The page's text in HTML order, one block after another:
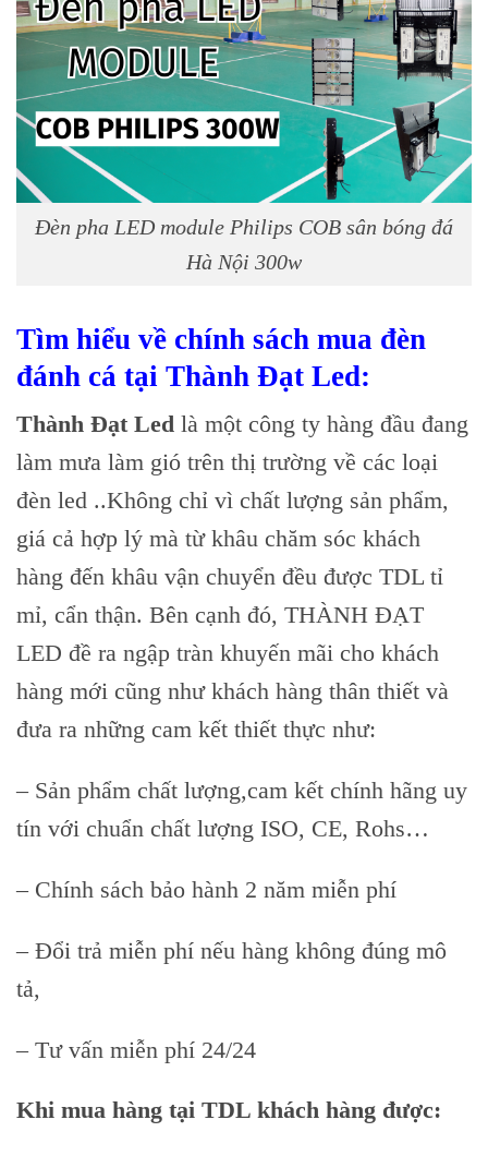
Đèn pha LED module Philips COB sân bóng đá
Hà Nội 300w
Tìm hiểu về chính sách mua đèn
đánh cá tại Thành Đạt Led:
Thành Đạt Led là một công ty hàng đầu đang
làm mưa làm gió trên thị trường về các loại
đèn led ..Không chỉ vì chất lượng sản phẩm,
giá cả hợp lý mà từ khâu chăm sóc khách
hàng đến khâu vận chuyển đều được TDL tỉ
mỉ, cẩn thận. Bên cạnh đó, THÀNH ĐẠT
LED đề ra ngập tràn khuyến mãi cho khách
hàng mới cũng như khách hàng thân thiết và
đưa ra những cam kết thiết thực như:
– Sản phẩm chất lượng,cam kết chính hãng uy
tín với chuẩn chất lượng ISO, CE, Rohs…
– Chính sách bảo hành 2 năm miễn phí
– Đổi trả miễn phí nếu hàng không đúng mô
tả,
– Tư vấn miễn phí 24/24
Khi mua hàng tại TDL khách hàng được: